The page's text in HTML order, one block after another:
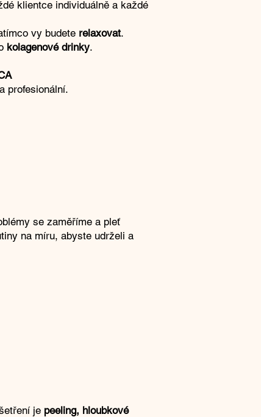
klientce individuálně a každé
vy budete relaxovat.
kolagenové drinky.
profesionální.
se zaměříme a pleť
na míru, abyste udrželi a
je peeling, hloubkové